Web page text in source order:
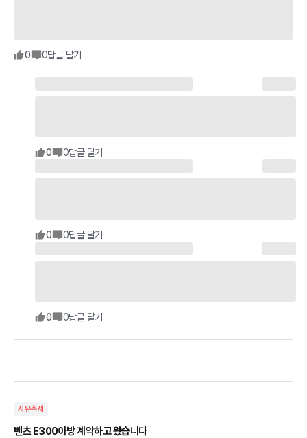
0 0답글 달기
0 0답글 달기
0 0답글 달기
0 0답글 달기
자유주제
벤츠 E300아방 계약하고 왔습니다